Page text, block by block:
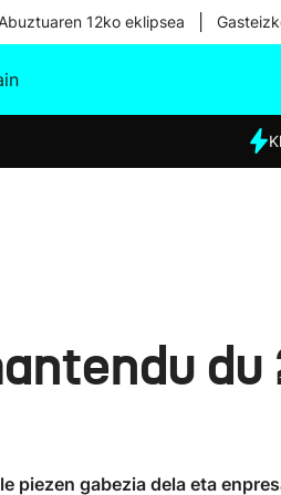
Abuztuaren 12ko eklipsea
Eguraldia
piezen gabezia dela eta